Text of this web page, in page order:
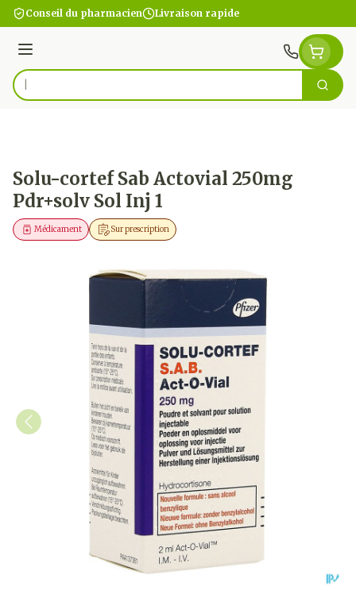
Aller au contenu
Conseil du pharmacien Livraison rapide
Menu
Rechercher
Solu-cortef Sab Actovial 250mg
Pdr+solv Sol Inj 1
Sur prescription
Médicament